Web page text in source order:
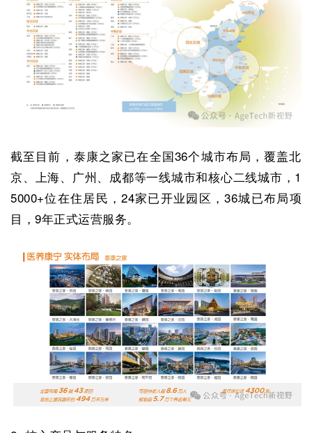
截至目前，泰康之家已在全国36个城市布局，覆盖北
京、上海、广州、成都等一线城市和核心二线城市，1
5000+位在住居民，24家已开业园区，36城已布局项
目，9年正式运营服务。